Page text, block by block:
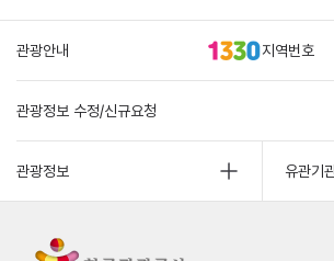
관광안내 지역번호
관광정보 수정/신규요청
관광정보 유관기